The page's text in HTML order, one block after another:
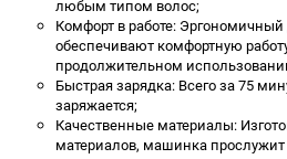
любым типом волос;
Комфорт в работе: Эргономичный
обеспечивают комфортную
продолжительном
Быстрая зарядка: Всего за 75
заряжается;
Качественные материалы:
материалов, машинка прослужит